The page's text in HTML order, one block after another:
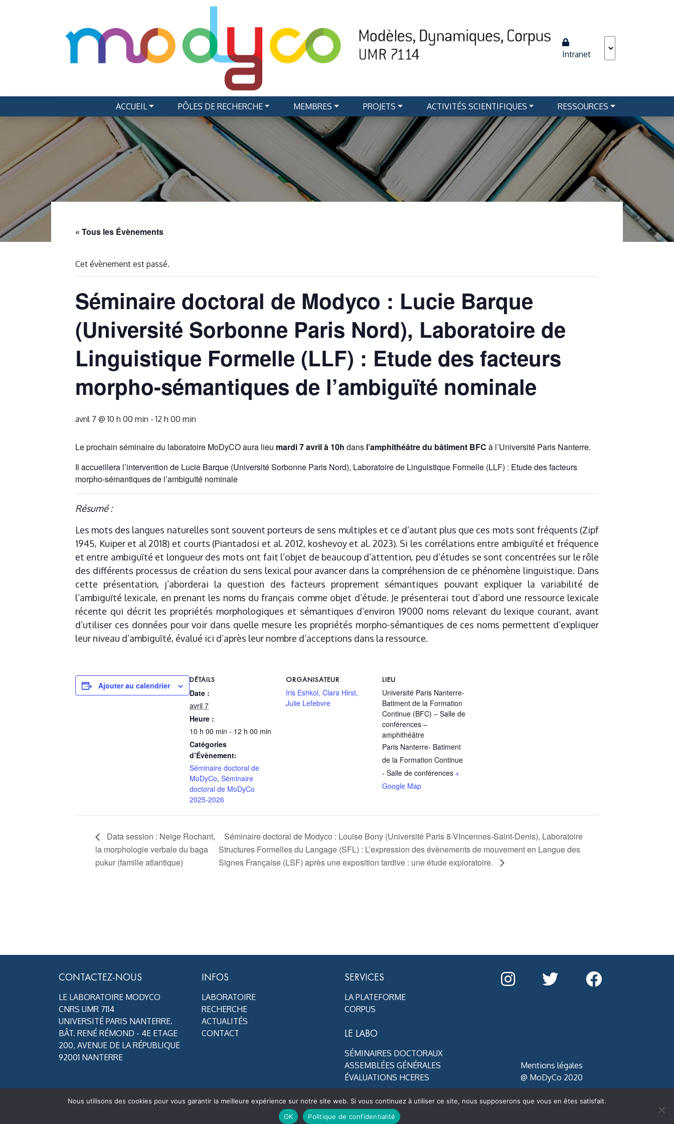
Intranet
Navigation principale
ACCUEIL PÔLES DE RECHERCHE MEMBRES PROJETS ACTIVITÉS SCIENTIFIQUES RESSOURCES
« Tous les Évènements
Cet évènement est passé.
Séminaire doctoral de Modyco : Lucie Barque
(Université Sorbonne Paris Nord), Laboratoire de
Linguistique Formelle (LLF) : Etude des facteurs
morpho-sémantiques de l’ambiguïté nominale
avril 7 @ 10 h 00 min -12 h 00 min
Le prochain séminaire du laboratoire MoDyCO aura lieu mardi 7 avril à 10h dans l’amphithéâtre du bâtiment BFC à l’Université Paris Nanterre.
Il accueillera l’intervention de Lucie Barque (Université Sorbonne Paris Nord), Laboratoire de Linguistique Formelle (LLF) : Etude des facteurs
morpho-sémantiques de l’ambiguïté nominale
Résumé :
Les mots des langues naturelles sont souvent porteurs de sens multiples et ce d’autant plus que ces mots sont fréquents (Zipf
1945, Kuiper et al 2018) et courts (Piantadosi et al. 2012, koshevoy et al. 2023). Si les corrélations entre ambiguïté et fréquence
et entre ambiguïté et longueur des mots ont fait l’objet de beaucoup d’attention, peu d’études se sont concentrées sur le rôle
des différents processus de création du sens lexical pour avancer dans la compréhension de ce phénomène linguistique. Dans
cette présentation, j’aborderai la question des facteurs proprement sémantiques pouvant expliquer la variabilité de
l’ambiguïté lexicale, en prenant les noms du français comme objet d’étude. Je présenterai tout d’abord une ressource lexicale
récente qui décrit les propriétés morphologiques et sémantiques d’environ 19000 noms relevant du lexique courant, avant
d’utiliser ces données pour voir dans quelle mesure les propriétés morpho-sémantiques de ces noms permettent d’expliquer
leur niveau d’ambiguïté, évalué ici d’après leur nombre d’acceptions dans la ressource.
Ajouter au calendrier
DÉTAILS
Date :
avril 7
Heure :
10 h 00 min - 12 h 00 min
Catégories
d’Évènement:
Séminaire doctoral de
MoDyCo, Séminaire
doctoral de MoDyCo
2025-2026
ORGANISATEUR
Iris Eshkol, Clara Hirst,
Julie Lefebvre
LIEU
Université Paris Nanterre-
Batiment de la Formation
Continue (BFC) – Salle de
conférences –
amphithéâtre
Paris Nanterre- Batiment
de la Formation Continue
- Salle de conférences +
Google Map
Data session : Neige Rochant,
la morphologie verbale du baga
pukur (famille atlantique)
Séminaire doctoral de Modyco : Louise Bony (Université Paris 8-VIncennes-Saint-Denis), Laboratoire
Structures Formelles du Langage (SFL) : L’expression des évènements de mouvement en Langue des
Signes Française (LSF) après une exposition tardive : une étude exploratoire.
CONTACTEZ-NOUS
LE LABORATOIRE MODYCO
CNRS UMR 7114
UNIVERSITÉ PARIS NANTERRE.
BÂT. RENÉ RÉMOND - 4E ETAGE
200, AVENUE DE LA RÉPUBLIQUE
92001 NANTERRE
INFOS
LABORATOIRE
RECHERCHE
ACTUALITÉS
CONTACT
SERVICES
LA PLATEFORME
CORPUS
LE LABO
SÉMINAIRES DOCTORAUX
ASSEMBLÉES GÉNÉRALES
ÉVALUATIONS HCERES
Mentions légales
@ MoDyCo 2020
Nous utilisons des cookies pour vous garantir la meilleure expérience sur notre site web. Si vous continuez à utiliser ce site, nous supposerons que vous en êtes satisfait.
OK
Politique de confidentialité